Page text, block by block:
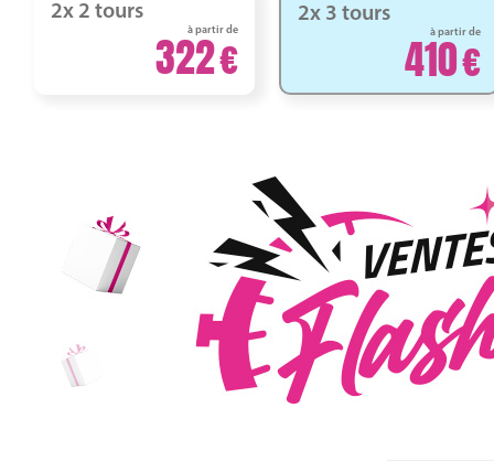
2x 2 tours
à partir de
322
2x 3 tours
à partir de
410